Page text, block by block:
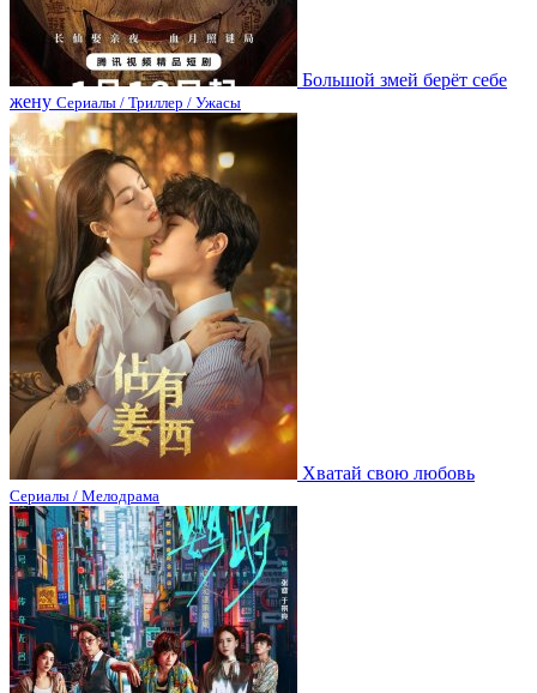
Большой змей берёт себе
жену Сериалы / Триллер / Ужасы
Хватай свою любовь
Сериалы / Мелодрама